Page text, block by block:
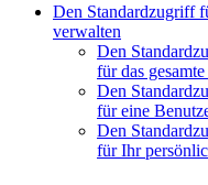
Den Standardzugriff
verwalten
Den
für das
Den
für eine
Den
für Ihr